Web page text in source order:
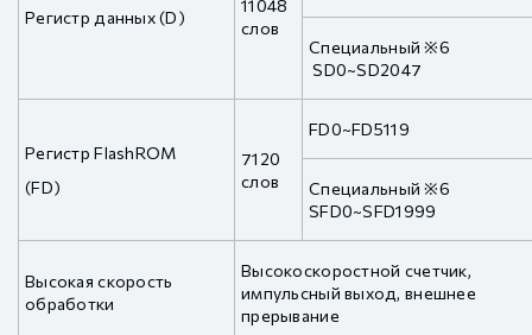
Регистр данных (D)
11048
слов
Специальный ※6
SD0~SD2047
Регистр FlashROM
(FD)
7120
слов
FD0~FD5119
Специальный ※6
SFD0~SFD1999
Высокая скорость
обработки
Высокоскоростной счетчик,
импульсный выход, внешнее
прерывание